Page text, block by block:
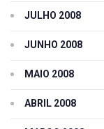
JULHO 2008
JUNHO 2008
MAIO 2008
ABRIL 2008